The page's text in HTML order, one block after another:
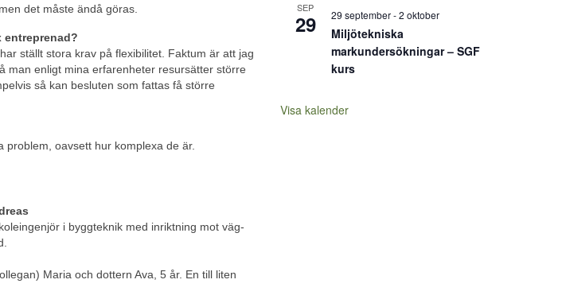
det måste ändå göras.
entreprenad?
ställt stora krav på flexibilitet. Faktum är att jag
man enligt mina erfarenheter resursätter större
så kan besluten som fattas få större
oavsett hur komplexa de är.
i byggteknik med inriktning mot väg-
Maria och dottern Ava, 5 år. En till liten
SEP
29 29 september-2 oktober
Miljötekniska
markundersökningar – SGF
kurs
Visa kalender